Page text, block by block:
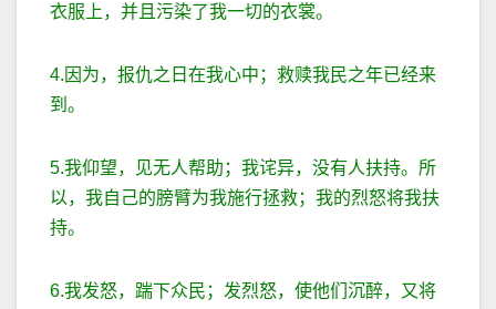
衣服上，并且污染了我一切的衣裳。
4.因为，报仇之日在我心中；救赎我民之年已经来
到。
5.我仰望，见无人帮助；我诧异，没有人扶持。所
以，我自己的膀臂为我施行拯救；我的烈怒将我扶
持。
6.我发怒，踹下众民；发烈怒，使他们沉醉，又将